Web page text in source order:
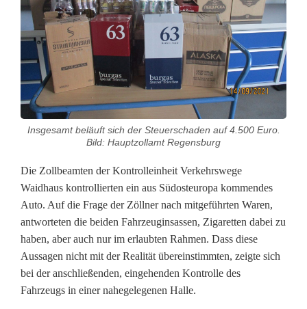
l
n
e
r
b
e
n
d
e
n
S
Insgesamt beläuft sich der Steuerschaden auf 4.500 Euro.
Bild: Hauptzollamt Regensburg
Die Zollbeamten der Kontrolleinheit Verkehrswege
Waidhaus kontrollierten ein aus Südosteuropa kommendes
Auto. Auf die Frage der Zöllner nach mitgeführten Waren,
antworteten die beiden Fahrzeuginsassen, Zigaretten dabei zu
haben, aber auch nur im erlaubten Rahmen. Dass diese
Aussagen nicht mit der Realität übereinstimmten, zeigte sich
bei der anschließenden, eingehenden Kontrolle des
Fahrzeugs in einer nahegelegenen Halle.